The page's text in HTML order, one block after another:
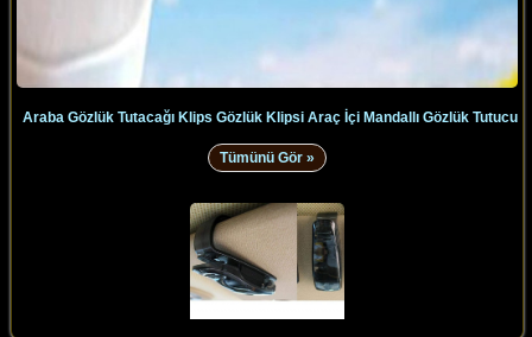
Araba Gözlük Tutacağı Klips Gözlük Klipsi Araç İçi Mandallı Gözlük Tutucu
Tümünü Gör »